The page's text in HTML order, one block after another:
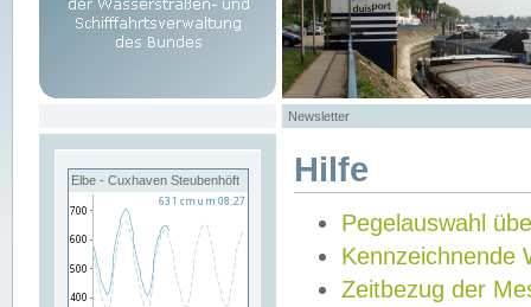
Newsletter
Elbe - Cuxhaven Steubenhöft Hilfe
Pegelauswahl
Kennzeichnende
Zeitbezug der